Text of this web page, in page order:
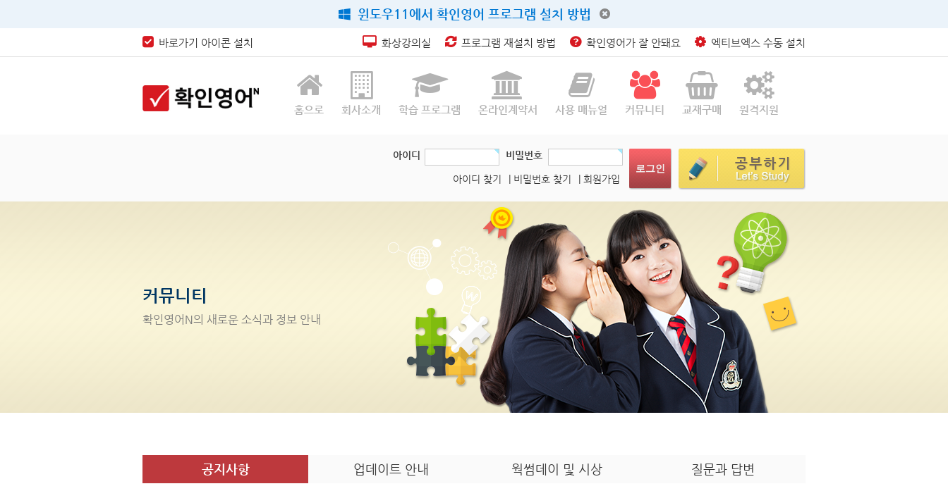
윈도우11에서 확인영어 프로그램 설치 방법
바로가기 아이콘 설치 화상강의실 프로그램 재설치 방법 확인영어가 잘 안돼요 엑티브엑스 수동 설치
홈으로 회사소개 학습 프로그램 온라인계약서 사용 매뉴얼 커뮤니티 교재구매 원격지원
아이디 비밀번호
아이디 찾기 | 비밀번호 찾기 | 회원가입
커뮤니티
확인영어 N의 새로운 소식과 정보 안내
공지사항 업데이트 안내 웍썸데이 및 시상 질문과 답변